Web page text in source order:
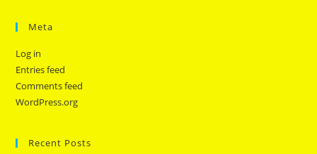
Meta
Log in
Entries feed
Comments feed
WordPress.org
Recent Posts